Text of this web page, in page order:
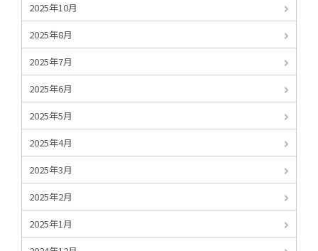
2025年10月
2025年8月
2025年7月
2025年6月
2025年5月
2025年4月
2025年3月
2025年2月
2025年1月